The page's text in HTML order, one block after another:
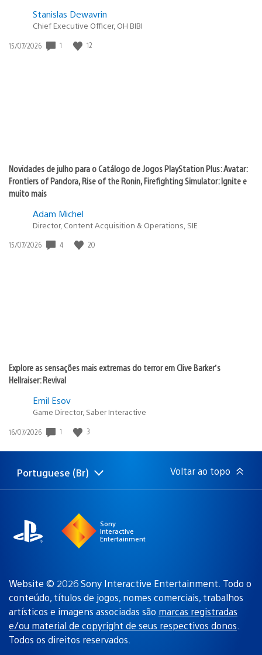
Stanislas Dewavrin
Chief Executive Officer, OH BIBI
Data
15/07/2026 1 12
Novidades de julho para o Catálogo de Jogos PlayStation Plus: Avatar:
Frontiers of Pandora, Rise of the Ronin, Firefighting Simulator: Ignite e
muito mais
Adam Michel
Director, Content Acquisition & Operations, SIE
Data
15/07/2026 4 20
Explore as sensações mais extremas do terror em Clive Barker’s
Hellraiser: Revival
Emil Esov
Game Director, Saber Interactive
Data
publicação:
16/07/2026 1 3
Selecione
uma
Região
atual:
Portuguese (Br) Voltar ao topo
Sony
Interactive
Entertainment
Website © 2026 Sony Interactive Entertainment. Todo o
conteúdo, títulos de jogos, nomes comerciais, trabalhos
artísticos e imagens associadas são marcas registradas
e/ou material de copyright de seus respectivos donos.
Todos os direitos reservados.